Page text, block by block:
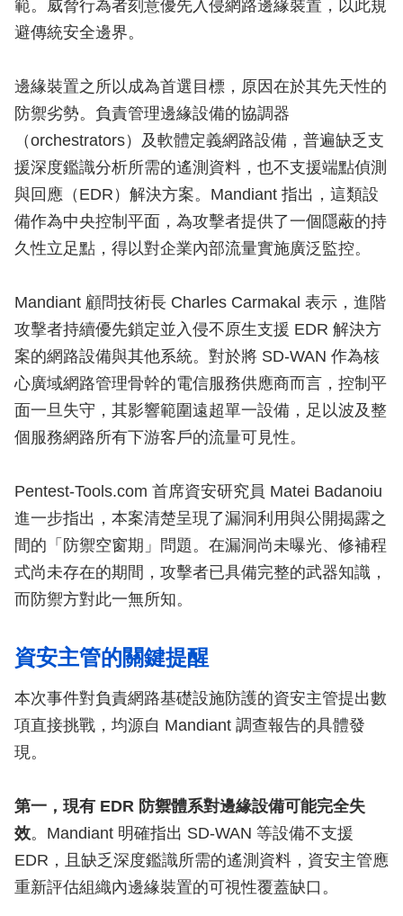
範。威脅行為者刻意優先入侵網路邊緣裝置，以此規
避傳統安全邊界。
邊緣裝置之所以成為首選目標，原因在於其先天性的
防禦劣勢。負責管理邊緣設備的協調器
（orchestrators）及軟體定義網路設備，普遍缺乏支
援深度鑑識分析所需的遙測資料，也不支援端點偵測
與回應（EDR）解決方案。Mandiant 指出，這類設
備作為中央控制平面，為攻擊者提供了一個隱蔽的持
久性立足點，得以對企業內部流量實施廣泛監控。
Mandiant 顧問技術長 Charles Carmakal 表示，進階
攻擊者持續優先鎖定並入侵不原生支援 EDR 解決方
案的網路設備與其他系統。對於將 SD-WAN 作為核
心廣域網路管理骨幹的電信服務供應商而言，控制平
面一旦失守，其影響範圍遠超單一設備，足以波及整
個服務網路所有下游客戶的流量可見性。
Pentest-Tools.com 首席資安研究員 Matei Badanoiu
進一步指出，本案清楚呈現了漏洞利用與公開揭露之
間的「防禦空窗期」問題。在漏洞尚未曝光、修補程
式尚未存在的期間，攻擊者已具備完整的武器知識，
而防禦方對此一無所知。
資安主管的關鍵提醒
本次事件對負責網路基礎設施防護的資安主管提出數
項直接挑戰，均源自 Mandiant 調查報告的具體發
現。
第一，現有 EDR 防禦體系對邊緣設備可能完全失
效。Mandiant 明確指出 SD-WAN 等設備不支援
EDR，且缺乏深度鑑識所需的遙測資料，資安主管應
重新評估組織內邊緣裝置的可視性覆蓋缺口。